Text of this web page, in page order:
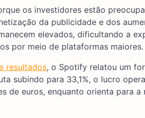
os investidores estão
da publicidade e dos
elevados, dificultando a
por meio de plataformas maiores.
resultados, o Spotify relatou um
subindo para 33,1%, o lucro
de euros, enquanto orienta para